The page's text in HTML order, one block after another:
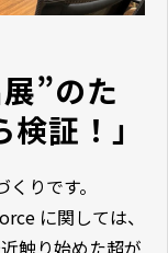
”のた
証！」
りです。
に関しては、
触り始めた超が